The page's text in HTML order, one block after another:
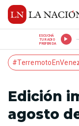
ESCUCHÁ
TU RADIO
PREFERIDA
Edición
agosto